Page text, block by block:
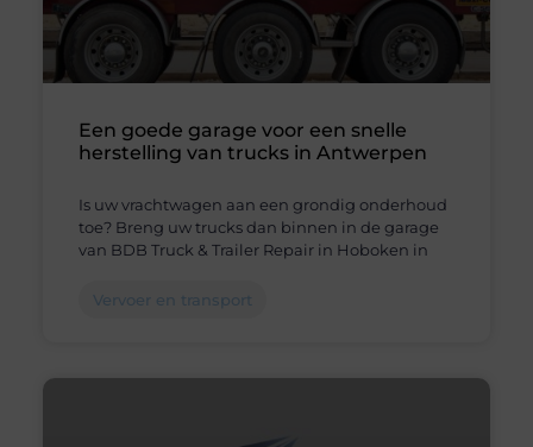
Een goede garage voor een snelle
herstelling van trucks in Antwerpen
Is uw vrachtwagen aan een grondig onderhoud
toe? Breng uw trucks dan binnen in de garage
van BDB Truck & Trailer Repair in Hoboken in
Vervoer en transport